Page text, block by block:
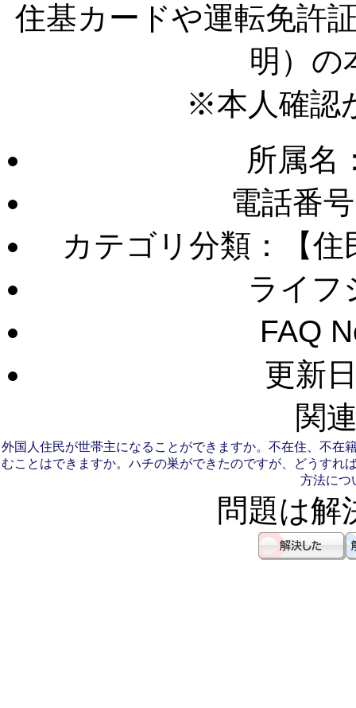
住基カードや運転免許
明）の
※本人確認が
所属名
電話番
カテゴリ分類：【
ライフ
FAQ
更新
関
外国人住民が世帯主になることができますか。 不在住、不在
むことはできますか。 ハチの巣ができたのですが、どうすれ
方法につ
問題は解